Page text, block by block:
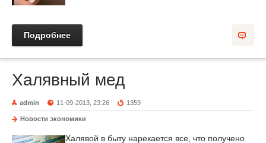
Подробнее
Халявный мед
admin 11-09-2013, 23:26 1359
Новости экономики
Халявой в быту нарекается все, что получено